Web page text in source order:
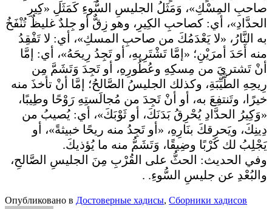
صاحبِ المِسْكِ»، وَمَثَلُ الجليسِ السُّوءِ كَمَثَلِ «كِيرِ
الحدَّادِ»، أي: كصاحبِ الكِيرِ، وهو زِقٌّ أو جِلدٌ غليظٌ تُنْفَخُ
به النَّارُ، «لا يَعْدَمُكَ من صاحبِ المسكِ»، أي: لا تَفْقِدُ
منه أَحَدَ أمرَيْنِ؛ «إمَّا تَشْتَرِيهِ، أو تَجِدُ رِيحَهُ»، أي: إمَّا
أنْ تَشتريَ من مِسكِهِ وعُطُورِهِ، أو تَجِدَ وَتَشَمَّ مِن
رِيحِهِ الطَّيِّبَةِ، وكذلك الجليسُ الصَّالحُ؛ إمَّا أنْ تأخذَ منه
خيرًا، وتَنتفِعَ به، أو أنْ تَجِدَ من مُجالَستِهِ رَوْحًا وطِيبًا،
«وَكِيرُ الحدَّادِ يُحْرِقُ بَدَنَكَ، أو ثَوْبَكَ»، أي: يُصيبُ من
دِينِكَ، ويَحرِقكَ بنَارِهِ، «أو تَجِدُ منه ريحًا خبيثةً»، أو
يَجْلِبُ لك كَرْبًا وضِيقًا، وَتَشَمُّ منه ما يُؤذيكَ.
وفي الحديث: الحثُّ على القُرْبِ مِنَ الجليسِ الصَّالحِ،
والبُعْدِ عن جليسِ السُّوءِ. .
Опубликовано в Достоверные хадисы, Сборники хадисов